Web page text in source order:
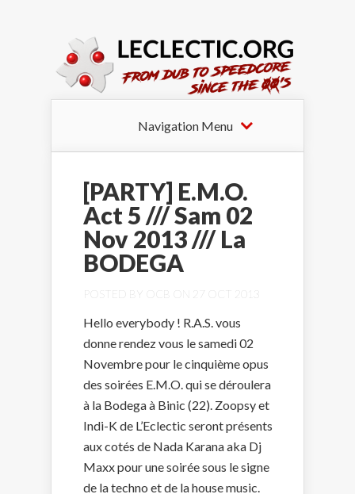
Navigation Menu
[PARTY] E.M.O.
Act 5 /// Sam 02
Nov 2013 /// La
BODEGA
POSTED BY OCB ON 27 OCT 2013
Hello everybody ! R.A.S. vous
donne rendez vous le samedi 02
Novembre pour le cinquième opus
des soirées E.M.O. qui se déroulera
à la Bodega à Binic (22). Zoopsy et
Indi-K de L’Eclectic seront présents
aux cotés de Nada Karana aka Dj
Maxx pour une soirée sous le signe
de la techno et de la house music.